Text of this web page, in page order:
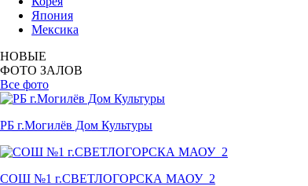
Япония
Мексика
НОВЫЕ
ФОТО ЗАЛОВ
Все фото
РБ г.Могилёв Дом Культуры
СОШ №1 г.СВЕТЛОГОРСКА МАОУ_2